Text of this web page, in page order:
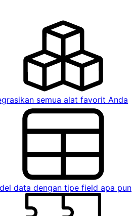
semua alat favorit Anda
data dengan tipe field apa pun